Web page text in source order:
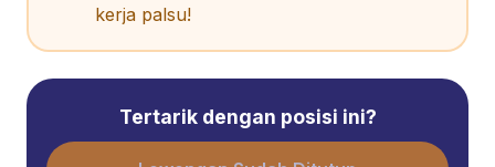
kerja palsu!
Tertarik dengan posisi ini?